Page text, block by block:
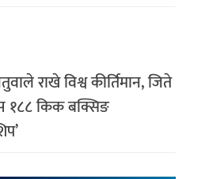
राखे विश्व कीर्तिमान, जिते
१८८ किक बक्सिङ